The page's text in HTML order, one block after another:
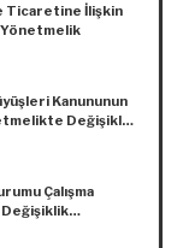
Ticaretine İlişkin
Yönetmelik
Kanununun
Değişiklik
Çalışma
Değişiklik